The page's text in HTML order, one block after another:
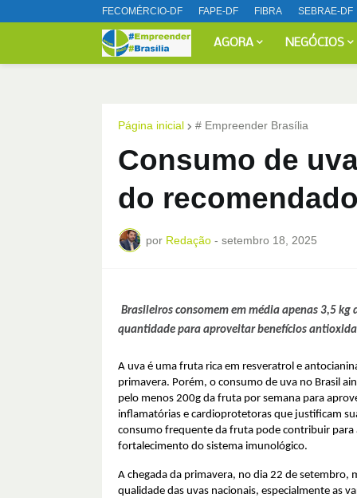
FECOMÉRCIO-DF FAPE-DF FIBRA SEBRAE-DF
AGORA NEGÓCIOS
Página inicial # Empreender Brasília
Consumo de
do
por Redação - setembro 18, 2025
Brasileiros consomem em média apenas 3,5
quantidade para aproveitar benefícios
A uva é uma fruta rica em resveratrol e
primavera. Porém, o consumo de uva no Brasil
pelo menos 200g da fruta por semana para
inflamatórias e cardioprotetoras que justificam
consumo frequente da fruta pode contribuir para
fortalecimento do sistema imunológico.
A chegada da primavera, no dia 22 de
qualidade das uvas nacionais, especialmente as